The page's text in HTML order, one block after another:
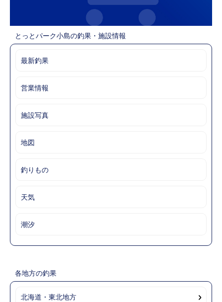
とっとパーク小島の釣果・施設情報
最新釣果
営業情報
施設写真
地図
釣りもの
天気
潮汐
各地方の釣果
北海道・東北地方